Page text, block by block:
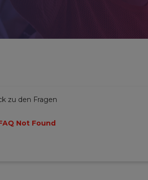
zu den Fragen
Not Found